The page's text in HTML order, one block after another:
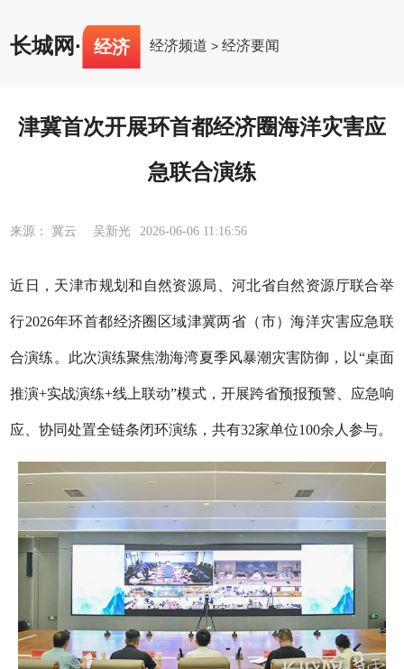
长城网· 经济 经济频道 >经济要闻
津冀首次开展环首都经济圈海洋灾害应
急联合演练
来源： 冀云 吴新光 2026-06-06 11:16:56
近日，天津市规划和自然资源局、河北省自然资源厅联合举
行2026年环首都经济圈区域津冀两省（市）海洋灾害应急联
合演练。此次演练聚焦渤海湾夏季风暴潮灾害防御，以“桌面
推演+实战演练+线上联动”模式，开展跨省预报预警、应急响
应、协同处置全链条闭环演练，共有32家单位100余人参与。